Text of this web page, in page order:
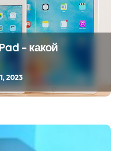
– какой
2023